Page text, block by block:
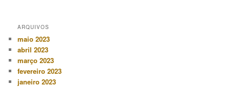
ARQUIVOS
maio 2023
abril 2023
março 2023
fevereiro 2023
janeiro 2023